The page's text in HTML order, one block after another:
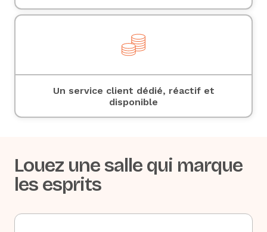
Un service client dédié, réactif et
disponible
Louez une salle qui marque
les esprits